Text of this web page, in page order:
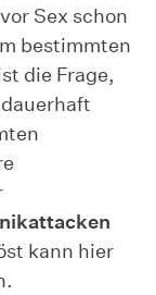
Sex schon
bestimmten
die Frage,
kann hier